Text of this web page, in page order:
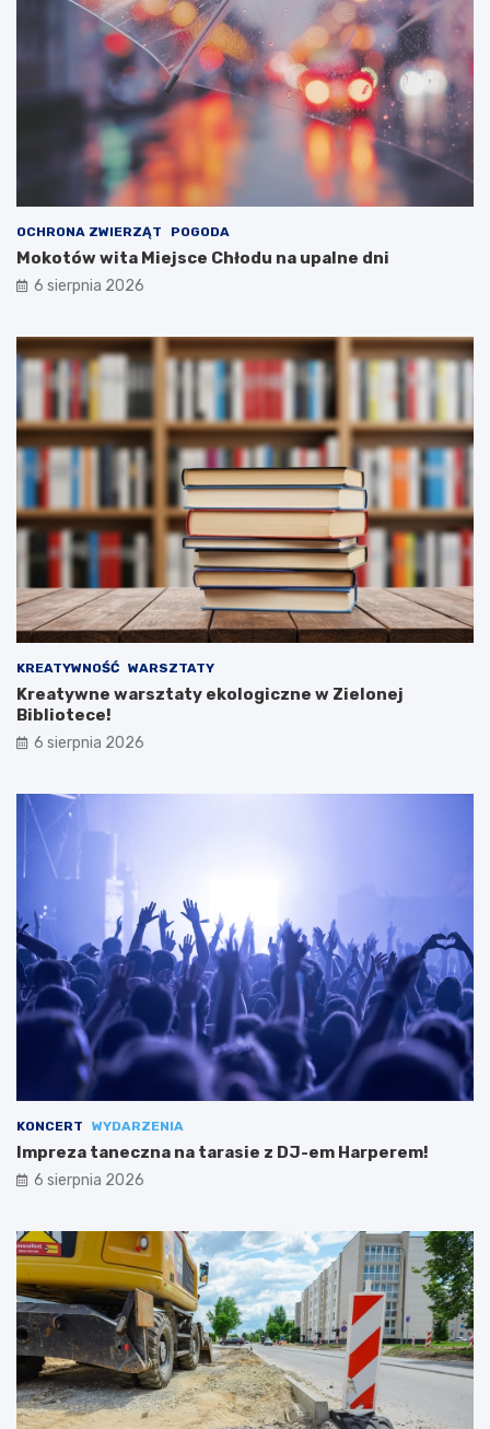
OCHRONA ZWIERZĄT POGODA
Mokotów wita Miejsce Chłodu na upalne dni
6 sierpnia 2026
KREATYWNOŚĆ WARSZTATY
Kreatywne warsztaty ekologiczne w Zielonej
Bibliotece!
6 sierpnia 2026
KONCERT WYDARZENIA
Impreza taneczna na tarasie z DJ-em Harperem!
6 sierpnia 2026